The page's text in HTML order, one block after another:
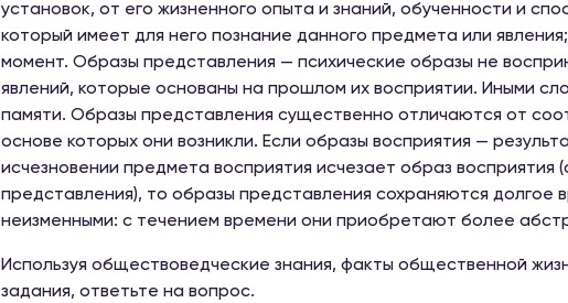
установок, от его жизненного опыта и знаний, обученности и
который имеет для него познание данного предмета или
момент. Образы представления — психические образы не
явлений, которые основаны на прошлом их восприятии. Иными
памяти. Образы представления существенно отличаются от
основе которых они возникли. Если образы восприятия —
исчезновении предмета восприятия исчезает образ восприятия
представления), то образы представления сохраняются долгое
неизменными: с течением времени они приобретают более
Используя обществоведческие знания, факты общественной
задания, ответьте на вопрос.